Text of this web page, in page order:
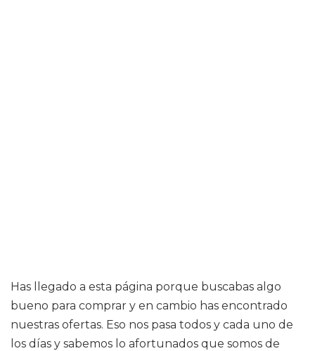
Has llegado a esta página porque buscabas algo
bueno para comprar y en cambio has encontrado
nuestras ofertas. Eso nos pasa todos y cada uno de
los días y sabemos lo afortunados que somos de